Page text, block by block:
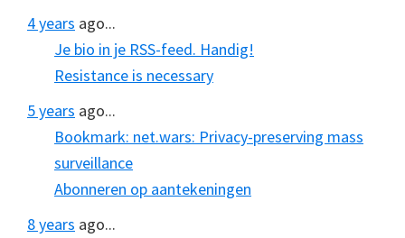
4 years ago...
Je bio in je RSS-feed. Handig!
Resistance is necessary
5 years ago...
Bookmark: net.wars: Privacy-preserving mass
surveillance
Abonneren op aantekeningen
8 years ago...